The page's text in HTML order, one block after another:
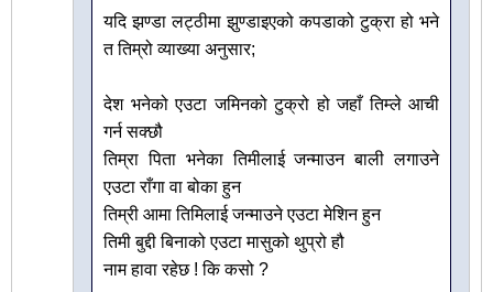
यदि झण्डा लट्ठीमा झुण्डाइएको कपडाको टुक्रा हो भने
त तिम्रो व्याख्या अनुसार;
देश भनेको एउटा जमिनको टुक्रो हो जहाँ तिम्ले आची
गर्न सक्छौ
तिम्रा पिता भनेका तिमीलाई जन्माउन बाली लगाउने
एउटा राँगा वा बोका हुन
तिम्री आमा तिमिलाई जन्माउने एउटा मेशिन हुन
तिमी बुद्दी बिनाको एउटा मासुको थुप्रो हौ
नाम हावा रहेछ ! कि कसो ?